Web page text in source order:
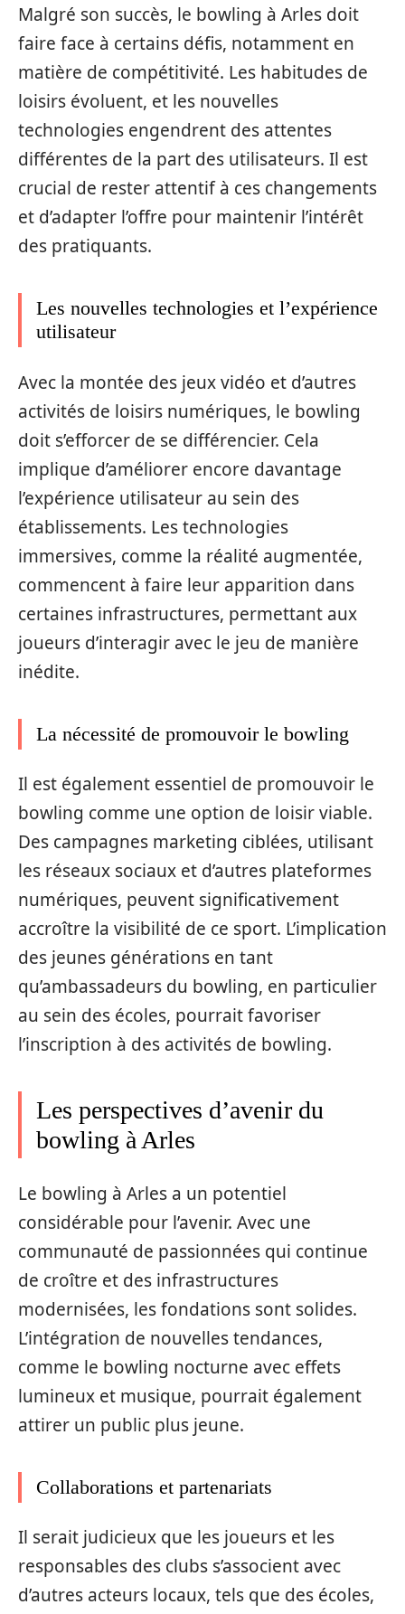
Malgré son succès, le bowling à Arles doit
faire face à certains défis, notamment en
matière de compétitivité. Les habitudes de
loisirs évoluent, et les nouvelles
technologies engendrent des attentes
différentes de la part des utilisateurs. Il est
crucial de rester attentif à ces changements
et d’adapter l’offre pour maintenir l’intérêt
des pratiquants.
Les nouvelles technologies et l’expérience
utilisateur
Avec la montée des jeux vidéo et d’autres
activités de loisirs numériques, le bowling
doit s’efforcer de se différencier. Cela
implique d’améliorer encore davantage
l’expérience utilisateur au sein des
établissements. Les technologies
immersives, comme la réalité augmentée,
commencent à faire leur apparition dans
certaines infrastructures, permettant aux
joueurs d’interagir avec le jeu de manière
inédite.
La nécessité de promouvoir le bowling
Il est également essentiel de promouvoir le
bowling comme une option de loisir viable.
Des campagnes marketing ciblées, utilisant
les réseaux sociaux et d’autres plateformes
numériques, peuvent significativement
accroître la visibilité de ce sport. L’implication
des jeunes générations en tant
qu’ambassadeurs du bowling, en particulier
au sein des écoles, pourrait favoriser
l’inscription à des activités de bowling.
Les perspectives d’avenir du
bowling à Arles
Le bowling à Arles a un potentiel
considérable pour l’avenir. Avec une
communauté de passionnées qui continue
de croître et des infrastructures
modernisées, les fondations sont solides.
L’intégration de nouvelles tendances,
comme le bowling nocturne avec effets
lumineux et musique, pourrait également
attirer un public plus jeune.
Collaborations et partenariats
Il serait judicieux que les joueurs et les
responsables des clubs s’associent avec
d’autres acteurs locaux, tels que des écoles,